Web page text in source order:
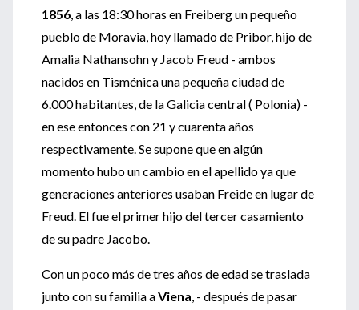
1856, a las 18:30 horas en Freiberg un pequeño
pueblo de Moravia, hoy llamado de Pribor, hijo de
Amalia Nathansohn y Jacob Freud - ambos
nacidos en Tisménica una pequeña ciudad de
6.000 habitantes, de la Galicia central ( Polonia) -
en ese entonces con 21 y cuarenta años
respectivamente. Se supone que en algún
momento hubo un cambio en el apellido ya que
generaciones anteriores usaban Freide en lugar de
Freud. El fue el primer hijo del tercer casamiento
de su padre Jacobo.
Con un poco más de tres años de edad se traslada
junto con su familia aViena, - después de pasar